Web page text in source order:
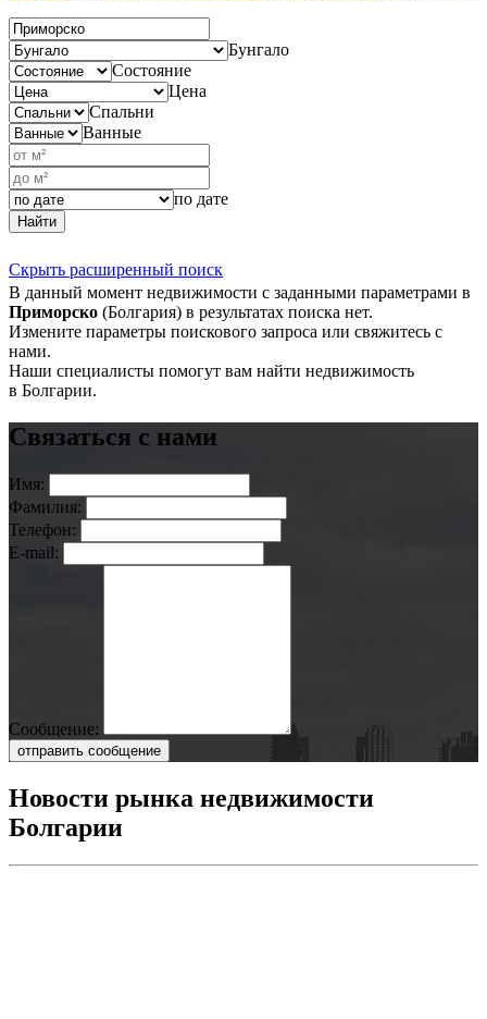
Бунгало
Состояние
Цена
Спальни
Ванные
по дате
Найти
Скрыть расширенный поиск
В данный момент недвижимости с заданными параметрами в
Приморско (Болгария) в результатах поиска нет.
Измените параметры поискового запроса или свяжитесь с
нами.
Наши специалисты помогут вам найти недвижимость
в Болгарии.
Связаться с нами
Имя:
Фамилия:
Телефон:
E-mail:
Сообщение:
отправить сообщение
Новости рынка недвижимости
Болгарии